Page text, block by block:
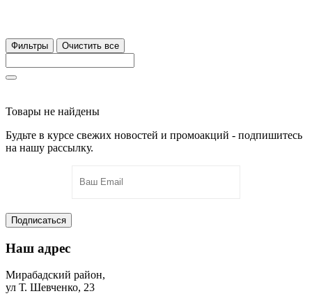
Фильтры Очистить все
Товары не найдены
Будьте в курсе свежих новостей и промоакций - подпишитесь
на нашу рассылку.
Подписаться
Наш адрес
Мирабадский район,
ул Т. Шевченко, 23